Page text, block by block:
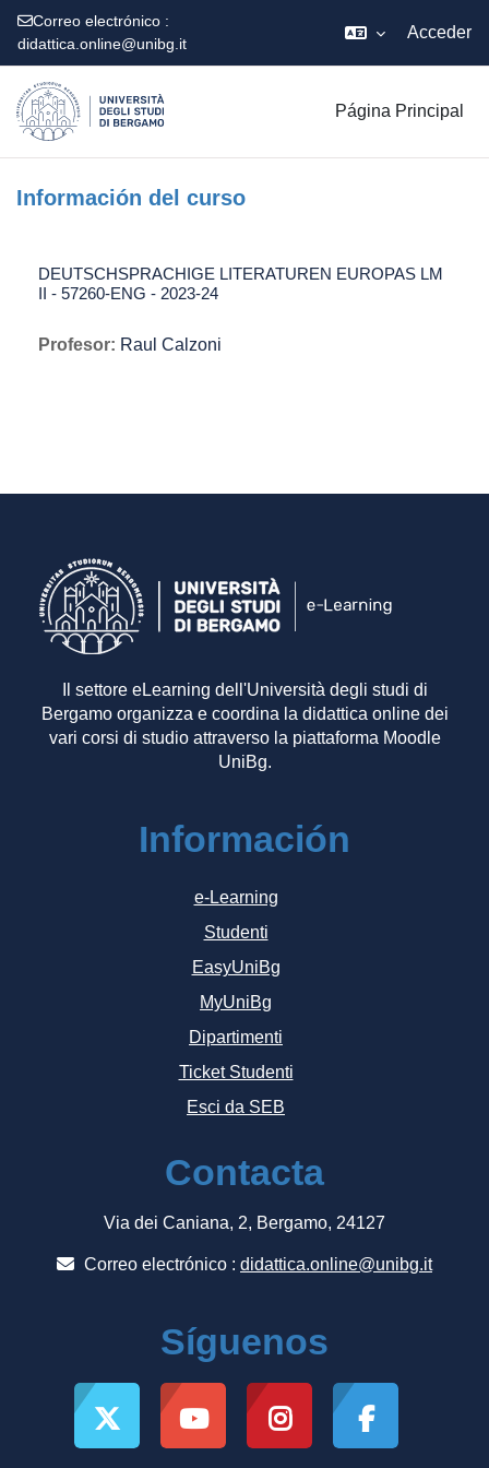
Correo electrónico :
didattica.online@unibg.it
Acceder
Página Principal
Información del curso
DEUTSCHSPRACHIGE LITERATUREN EUROPAS LM
II - 57260-ENG - 2023-24
Profesor: Raul Calzoni
Il settore eLearning dell'Università degli studi di
Bergamo organizza e coordina la didattica online dei
vari corsi di studio attraverso la piattaforma Moodle
UniBg.
Información
e-Learning
Studenti
EasyUniBg
MyUniBg
Dipartimenti
Ticket Studenti
Esci da SEB
Contacta
Via dei Caniana, 2, Bergamo, 24127
Correo electrónico : didattica.online@unibg.it
Síguenos